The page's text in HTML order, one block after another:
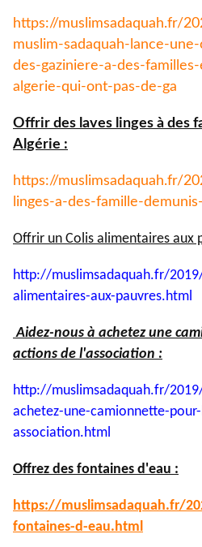
https://muslimsadaquah.fr/
muslim-sadaquah-lance-
des-gaziniere-a-des-
algerie-qui-ont-pas-de-ga
Offrir des laves linges à des
Algérie :
https://muslimsadaquah.fr/
linges-a-des-famille-demunis-
Offrir un Colis alimentaires aux
http://muslimsadaquah.fr/
alimentaires-aux-pauvres.html
Aidez-nous à achetez une
actions de l'association :
http://muslimsadaquah.fr/
achetez-une-camionnette-
association.html
Offrez des fontaines d'eau :
https://muslimsadaquah.fr/
fontaines-d-eau.html